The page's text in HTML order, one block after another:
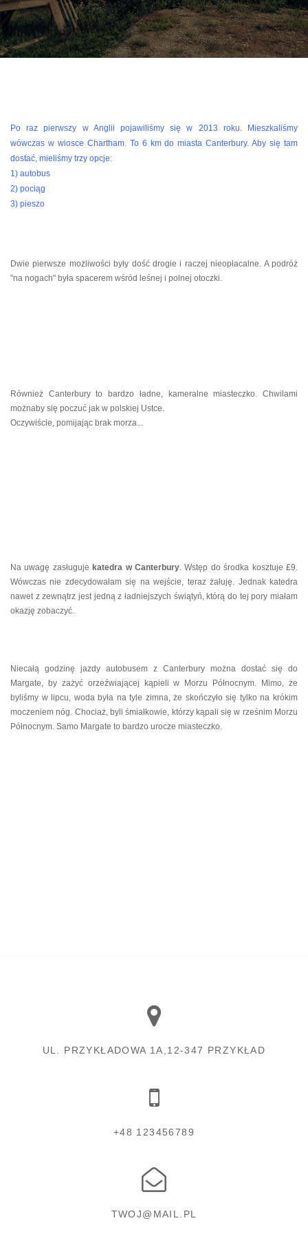
Po raz pierwszy w Anglii pojawiliśmy się w 2013 roku. Mieszkaliśmy
wówczas w wiosce Chartham. To 6 km do miasta Canterbury. Aby się tam
dostać, mieliśmy trzy opcje:
1) autobus
2) pociąg
3) pieszo
Dwie pierwsze możliwości były dość drogie i raczej nieopłacalne. A podróż
"na nogach" była spacerem wśród leśnej i polnej otoczki.
Również Canterbury to bardzo ładne, kameralne miasteczko. Chwilami
możnaby się poczuć jak w polskiej Ustce.
Oczywiście, pomijając brak morza...
Na uwagę zasługuje katedra w Canterbury. Wstęp do środka kosztuje£9.
Wówczas nie zdecydowałam się na wejście, teraz żałuję. Jednak katedra
nawet z zewnątrz jest jedną z ładniejszych świątyń, którą do tej pory miałam
okazję zobaczyć.
Niecałą godzinę jazdy autobusem z Canterbury można dostać się do
Margate, by zażyć orzeźwiającej kąpieli w Morzu Północnym. Mimo, że
byliśmy w lipcu, woda była na tyle zimna, że skończyło się tylko na krókim
moczeniem nóg. Chociaż, byli śmiałkowie, którzy kąpali się w rześnim Morzu
Północnym. Samo Margate to bardzo urocze miasteczko.
UL. PRZYKŁADOWA 1A,12-347 PRZYKŁAD
+48 123456789
TWOJ@MAIL.PL